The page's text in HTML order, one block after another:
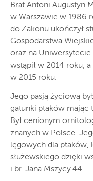
Brat Antoni Augustyn
w Warszawie w 1986
do Zakonu ukończył
Gospodarstwa
oraz na Uniwersytecie
wstąpił w 2014 roku,
w 2015 roku.
Jego pasją życiową
gatunki ptaków
Był cenionym
znanych w Polsce.
lęgowych dla ptaków,
służewskiego dzięki
i br. Jana Mszycy.44